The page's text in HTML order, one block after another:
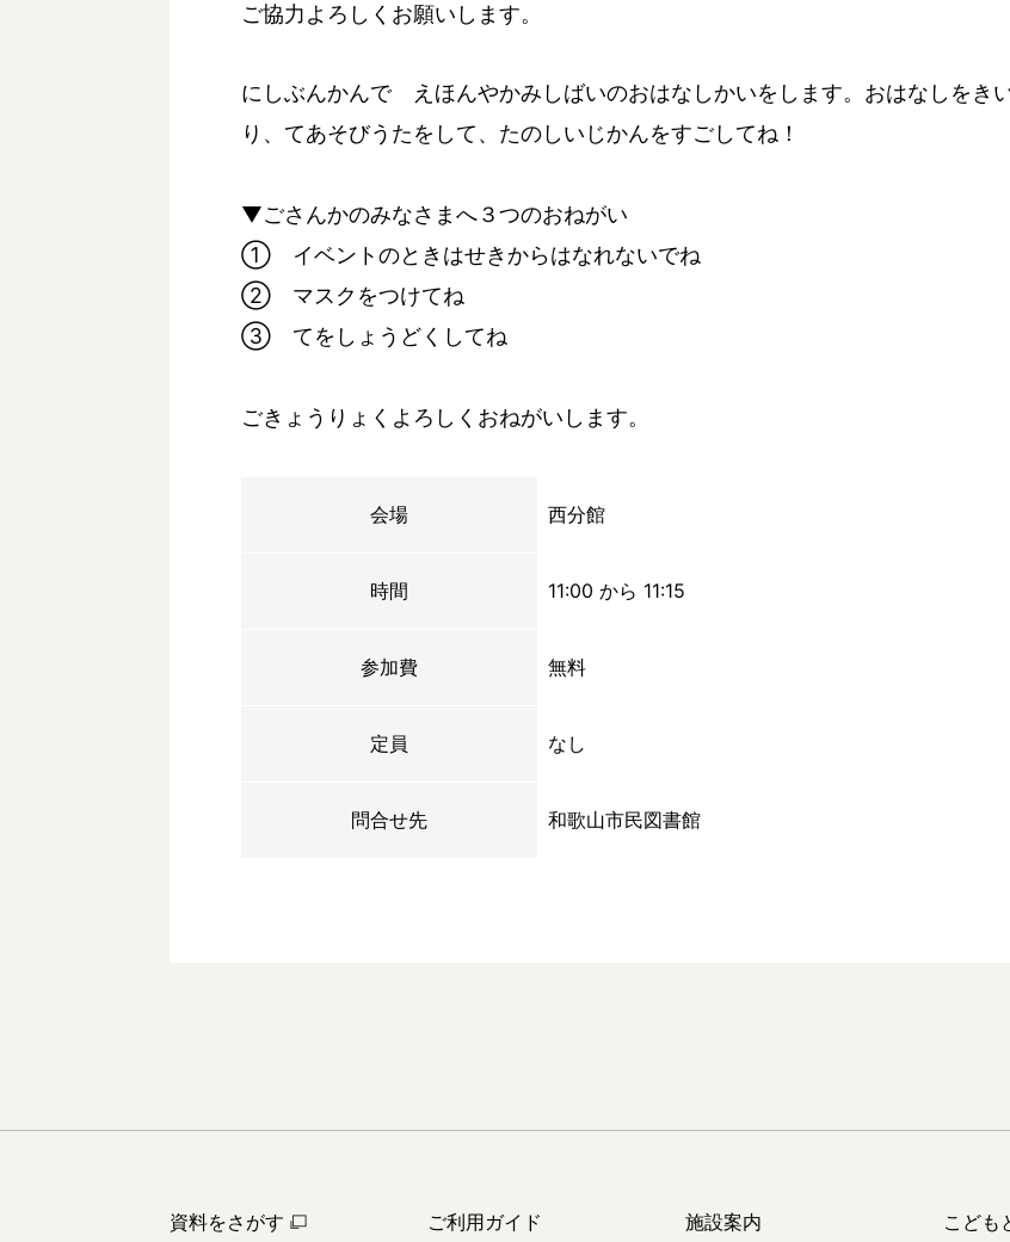
ご協力よろしくお願いします。
にしぶんかんで えほんやかみしばいのおはなしかいをします。おはなしをき
り、てあそびうたをして、たのしいじかんをすごしてね！
▼ごさんかのみなさまへ３つのおねがい
① イベントのときはせきからはなれないでね
② マスクをつけてね
③ てをしょうどくしてね
ごきょうりょくよろしくおねがいします。
会場 西分館
時間 11:00 から 11:15
参加費 無料
定員 なし
問合せ先 和歌山市民図書館
資料をさがす ご利用ガイド 施設案内 こども